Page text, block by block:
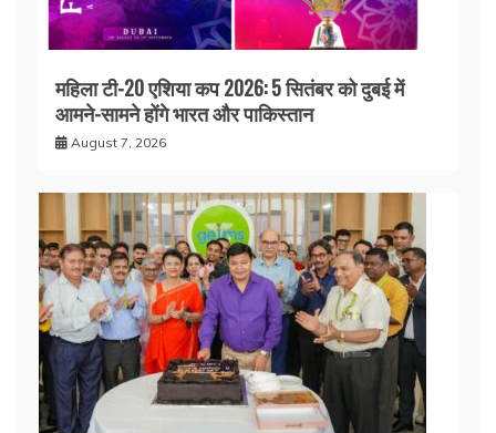
महिला टी-20 एशिया कप 2026: 5 सितंबर को दुबई में
आमने-सामने होंगे भारत और पाकिस्तान
August 7, 2026